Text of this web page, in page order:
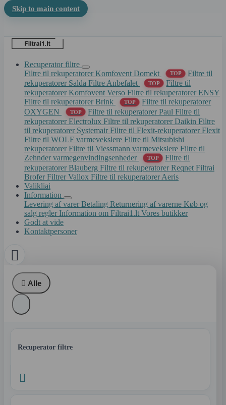
Skip to main content
Recuperator filtre
Filtre til rekuperatorer Komfovent Domekt
TOP
Filtre til
rekuperatorer Salda Filtre Anbefalet TOP
Filtre til
rekuperatorer Komfovent Verso Filtre til rekuperatorer ENSY
Filtre til rekuperatorer Brink
TOP
Filtre til rekuperatorer
OXYGEN
TOP Filtre til rekuperatorer PaulFiltre til
rekuperatorer Electrolux Filtre til rekuperatorer Daikin Filtre
til rekuperatorer Systemair Filtre til Flexit-rekuperatorer Flexit
Filtre til WOLF varmevekslere Filtre til Mitsubishi
rekuperatorer Filtre til Viessmann varmevekslere Filtre til
Zehnder varmegenvindingsenheder
TOP
Filtre til
rekuperatorer Blauberg Filtre til rekuperatorer Reqnet Filtrai
Brofer Filtrer Vallox Filtre til rekuperatorer Aeris
Valikliai
Information
Levering af varer Betaling Returnering af varerne Køb og
salg regler Information om Filtrai1.lt Vores butikker
Godt at vide
Kontaktpersoner

 Alle
Recuperator filtre
